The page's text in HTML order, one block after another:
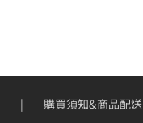
購買須知&商品配送